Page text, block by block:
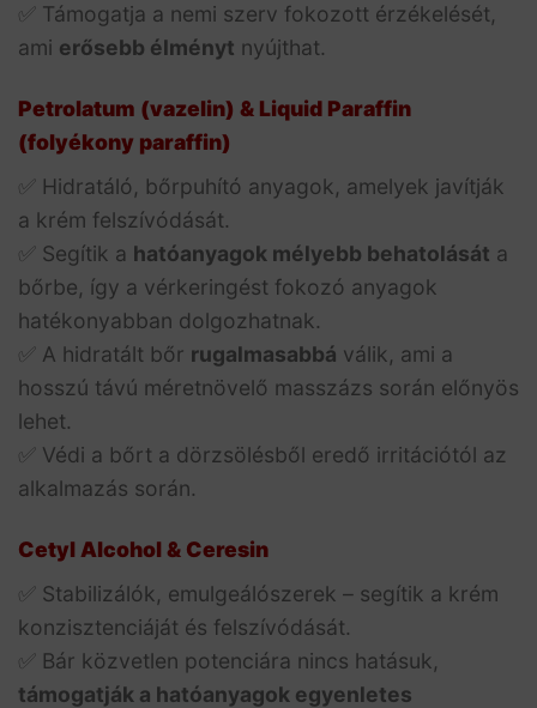
✅ Támogatja a nemi szerv fokozott érzékelését,
ami erősebb élményt nyújthat.
Petrolatum (vazelin) & Liquid Paraffin
(folyékony paraffin)
✅ Hidratáló, bőrpuhító anyagok, amelyek javítják
a krém felszívódását.
✅ Segítik a hatóanyagok mélyebb behatolását a
bőrbe, így a vérkeringést fokozó anyagok
hatékonyabban dolgozhatnak.
✅ A hidratált bőr rugalmasabbá válik, ami a
hosszú távú méretnövelő masszázs során előnyös
lehet.
✅ Védi a bőrt a dörzsölésből eredő irritációtól az
alkalmazás során.
Cetyl Alcohol & Ceresin
✅ Stabilizálók, emulgeálószerek – segítik a krém
konzisztenciáját és felszívódását.
✅ Bár közvetlen potenciára nincs hatásuk,
támogatják a hatóanyagok egyenletes